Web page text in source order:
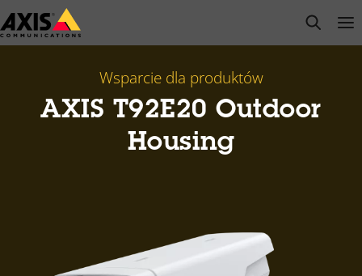
Przejdź
do
open
Wsparcie dla produktów
AXIS T92E20 Outdoor
Housing